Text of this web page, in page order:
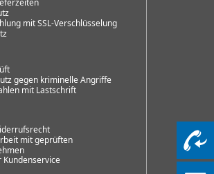
mit SSL-Verschlüsselung
gegen kriminelle Angriffe
mit Lastschrift
mit geprüften